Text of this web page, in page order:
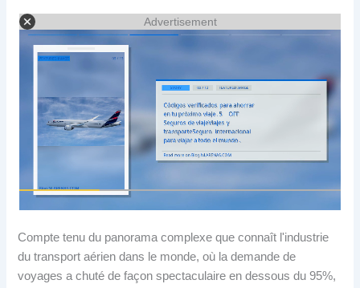
Advertisement
Compte tenu du panorama complexe que connaît l'industrie
du transport aérien dans le monde, où la demande de
voyages a chuté de façon spectaculaire en dessous du 95%,